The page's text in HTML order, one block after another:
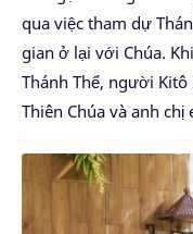
qua việc tham dự
gian ở lại với Chúa.
Thánh Thể, người
Thiên Chúa và anh